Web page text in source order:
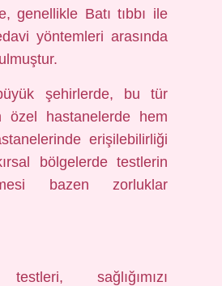
genellikle Batı tıbbı ile
yöntemleri arasında
şehirlerde, bu tür
özel hastanelerde hem
erişilebilirliği
bölgelerde testlerin
bazen zorluklar
sağlığımızı